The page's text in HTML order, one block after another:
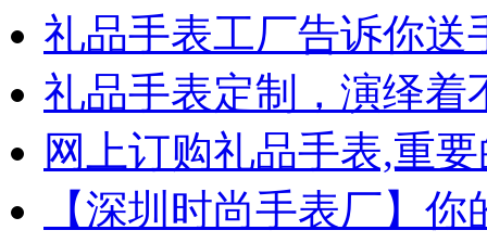
礼品手表工厂告诉你送
礼品手表定制，演绎着
网上订购礼品手表,重
【深圳时尚手表厂】